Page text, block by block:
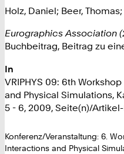
Holz, Daniel; Beer,
Eurographics Association
Buchbeitrag, Beitrag zu
In
VRIPHYS 09: 6th
and Physical Simulations,
5 - 6, 2009, Seite(n)/Artikel-
Konferenz/Veranstaltung: 6.
Interactions and Physical